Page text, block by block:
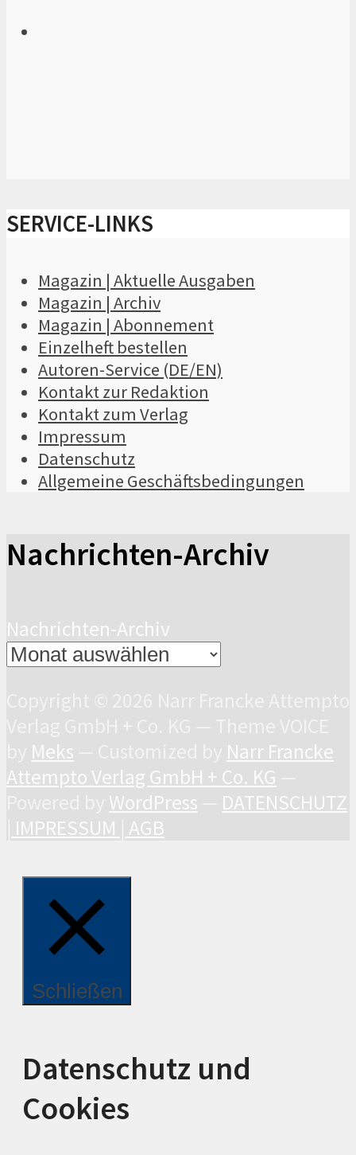
SERVICE-LINKS
Magazin | Aktuelle Ausgaben
Magazin | Archiv
Magazin | Abonnement
Einzelheft bestellen
Autoren-Service (DE/EN)
Kontakt zur Redaktion
Kontakt zum Verlag
Impressum
Datenschutz
Allgemeine Geschäftsbedingungen
Nachrichten-Archiv
Nachrichten-Archiv
Meks
Narr Francke
Attempto Verlag GmbH + Co. KG
WordPress
DATENSCHUTZ
| IMPRESSUM | AGB
Schließen
Datenschutz und
Cookies